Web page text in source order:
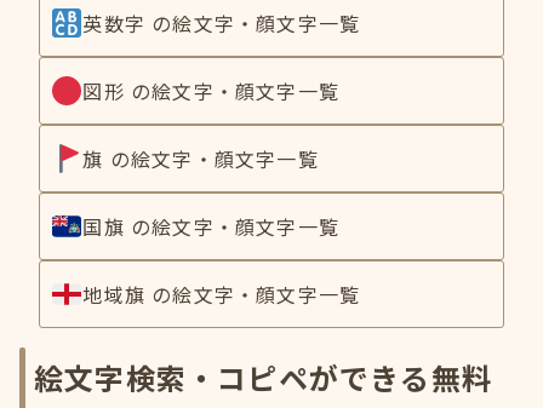
英数字 の絵文字・顔文字一覧
図形 の絵文字・顔文字一覧
旗 の絵文字・顔文字一覧
国旗 の絵文字・顔文字一覧
地域旗 の絵文字・顔文字一覧
絵文字検索・コピペができる無料